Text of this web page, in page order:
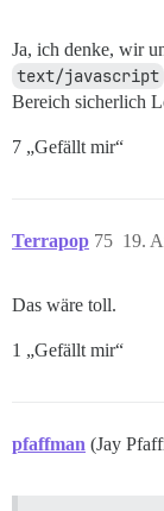
Ja, ich denke, wir
text/javascript
Bereich sicherlich
7 „Gefällt mir“
Terrapop 19.
75
Das wäre toll.
1 „Gefällt mir“
pfaffman (Jay